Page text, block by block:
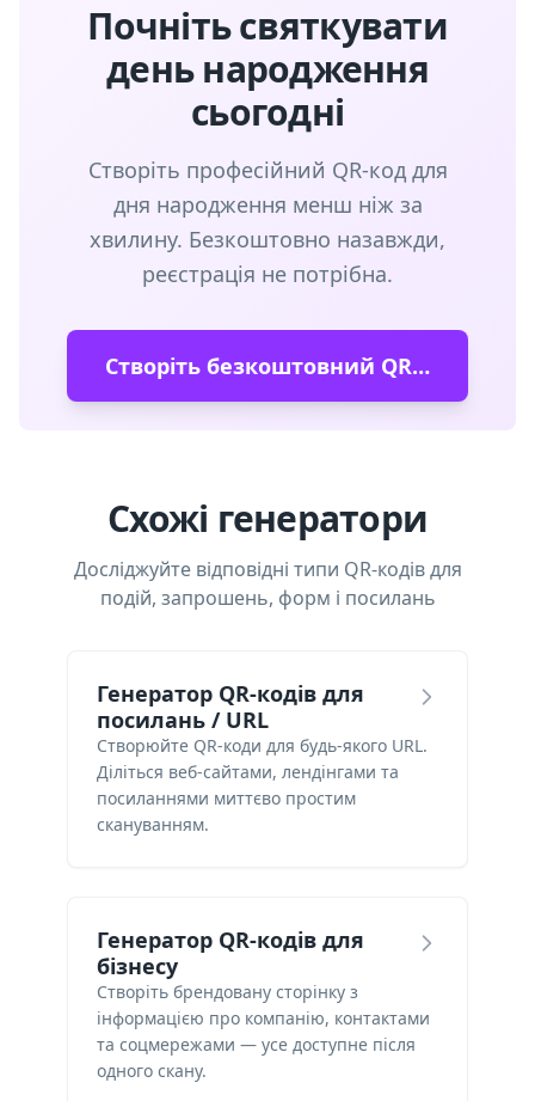
Почніть святкувати
день народження
сьогодні
Створіть професійний QR-код для
дня народження менш ніж за
хвилину. Безкоштовно назавжди,
реєстрація не потрібна.
Створіть безкоштовний QR-код
Схожі генератори
Досліджуйте відповідні типи QR-кодів для
подій, запрошень, форм і посилань
Генератор QR-кодів для
посилань / URL
Створюйте QR-коди для будь-якого URL.
Діліться веб-сайтами, лендінгами та
посиланнями миттєво простим
скануванням.
Генератор QR-кодів для
бізнесу
Створіть брендовану сторінку з
інформацією про компанію, контактами
та соцмережами — усе доступне після
одного скану.